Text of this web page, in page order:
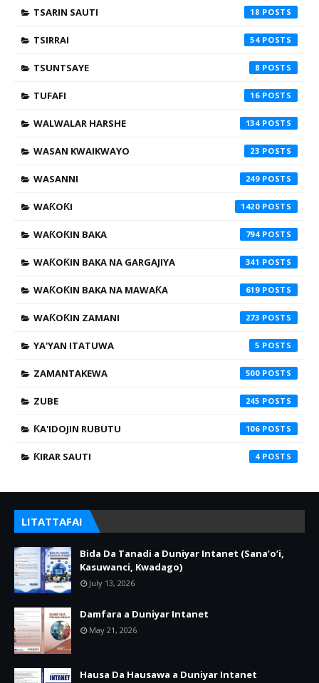
TSARIN SAUTI 18
TSIRRAI 54
TSUNTSAYE 8
TUFAFI 16
WALWALAR HARSHE 134
WASAN KWAIKWAYO 23
WASANNI 249
WAƘOƘI 1420
WAƘOƘIN BAKA 794
WAƘOƘIN BAKA NA GARGAJIYA 341
WAƘOƘIN BAKA NA MAWAƘA 619
WAƘOƘIN ZAMANI 273
YA'YAN ITATUWA 5
ZAMANTAKEWA 500
ZUBE 245
ƘA'IDOJIN RUBUTU 106
ƘIRAR SAUTI 4
LITATTAFAI
Bida Da Tanadi a Duniyar Intanet (Sana’o’i,
Kasuwanci, Kwadago)
July 13, 2026
Damfara a Duniyar Intanet
May 21, 2026
Hausa Da Hausawa a Duniyar Intanet